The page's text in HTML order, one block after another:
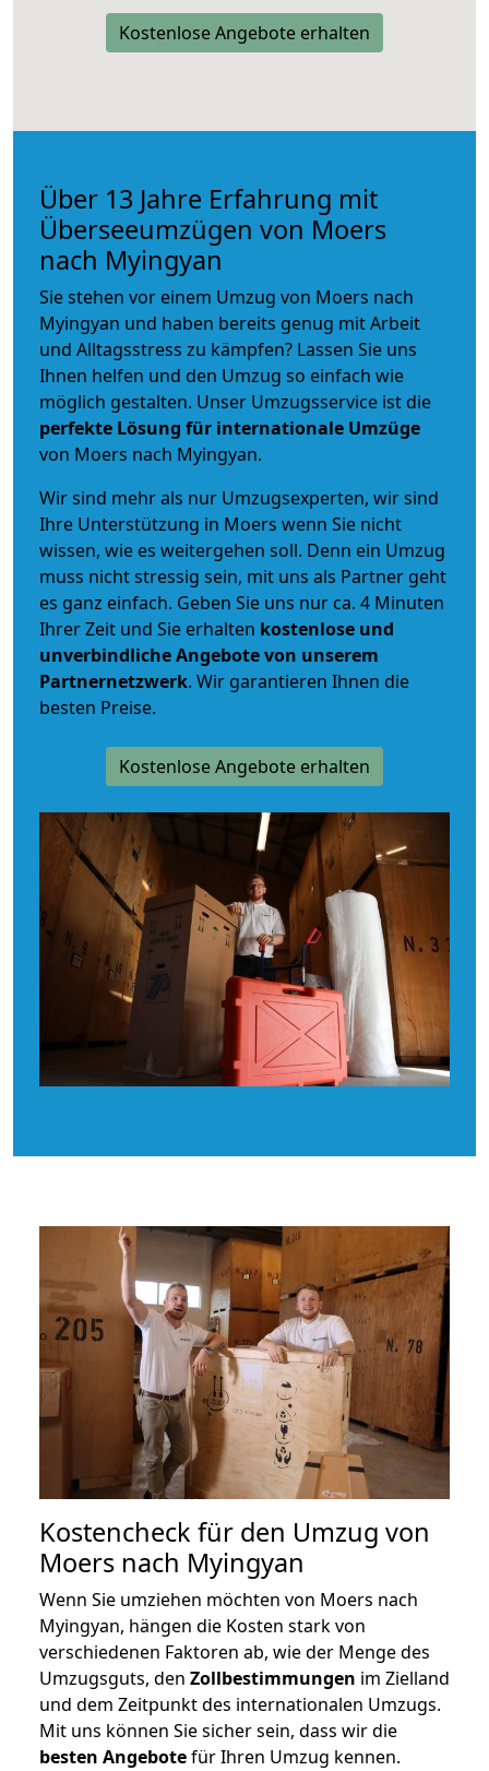
Kostenlose Angebote erhalten
Über 13 Jahre Erfahrung mit
Überseeumzügen von Moers
nach Myingyan
Sie stehen vor einem Umzug von Moers nach
Myingyan und haben bereits genug mit Arbeit
und Alltagsstress zu kämpfen? Lassen Sie uns
Ihnen helfen und den Umzug so einfach wie
möglich gestalten. Unser Umzugsservice ist die
perfekte Lösung für internationale Umzüge
von Moers nach Myingyan.
Wir sind mehr als nur Umzugsexperten, wir sind
Ihre Unterstützung in Moers wenn Sie nicht
wissen, wie es weitergehen soll. Denn ein Umzug
muss nicht stressig sein, mit uns als Partner geht
es ganz einfach. Geben Sie uns nur ca. 4 Minuten
Ihrer Zeit und Sie erhalten kostenlose und
unverbindlicheAngebote von unserem
Partnernetzwerk. Wir garantieren Ihnen die
besten Preise.
Kostenlose Angebote erhalten
Kostencheck für den Umzug von
Moers nach Myingyan
Wenn Sie umziehen möchten von Moers nach
Myingyan, hängen die Kosten stark von
verschiedenen Faktoren ab, wie der Menge des
Umzugsguts, den Zollbestimmungen im Zielland
und dem Zeitpunkt des internationalen Umzugs.
Mit uns können Sie sicher sein, dass wir die
besten Angebotefür Ihren Umzug kennen.